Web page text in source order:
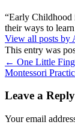
“Early Childhood
their ways to
View all posts by
This entry was
← One Little
Montessori
Leave a Reply
Your email